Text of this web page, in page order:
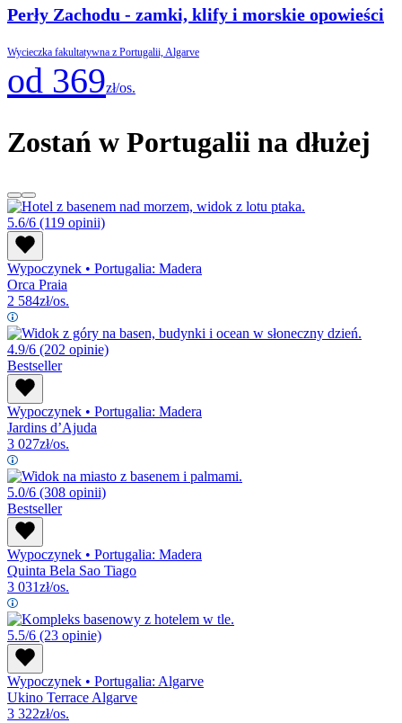
Perły Zachodu - zamki, klify i morskie opowieści
Wycieczka fakultatywna z Portugalii, Algarve
od 369zł/os.
Zostań w Portugalii na dłużej
5.6/6 (119 opinii)
Wypoczynek • Portugalia: Madera
Orca Praia
2 584zł/os.
4.9/6 (202 opinie)
Bestseller
Wypoczynek • Portugalia: Madera
Jardins d’Ajuda
3 027zł/os.
5.0/6 (308 opinii)
Bestseller
Wypoczynek • Portugalia: Madera
Quinta Bela Sao Tiago
3 031zł/os.
5.5/6 (23 opinie)
Wypoczynek • Portugalia: Algarve
Ukino Terrace Algarve
3 322zł/os.